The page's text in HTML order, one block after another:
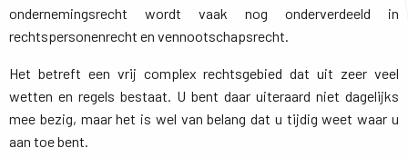
ondernemingsrecht wordt vaak nog onderverdeeld in
rechtspersonenrecht en vennootschapsrecht.
Het betreft een vrij complex rechtsgebied dat uit zeer veel
wetten en regels bestaat. U bent daar uiteraard niet dagelijks
mee bezig, maar het is wel van belang dat u tijdig weet waar u
aan toe bent.